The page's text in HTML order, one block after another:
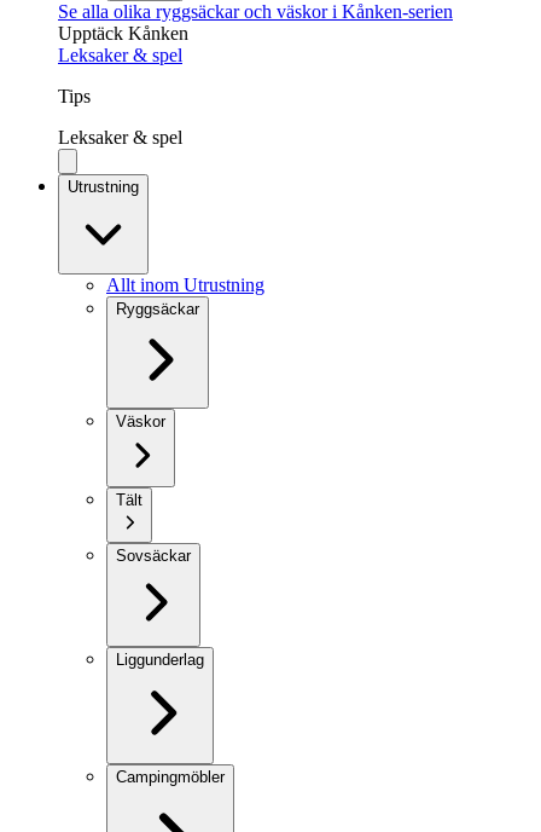
Se alla olika ryggsäckar och väskor i Kånken-serien
Upptäck Kånken
Leksaker & spel
Tips
Leksaker & spel
Utrustning
Allt inom Utrustning
Ryggsäckar
Väskor
Tält
Sovsäckar
Liggunderlag
Campingmöbler